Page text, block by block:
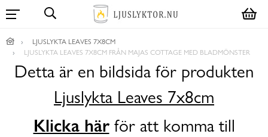
LJUSLYKTA LEAVES 7X8CM
LJUSLYKTA LEAVES 7X8CM FRÅN MAJAS COTTAGE MED BLADMÖNSTER
Detta är en bildsida för produkten
Ljuslykta Leaves 7x8cm
Klicka härför att komma till